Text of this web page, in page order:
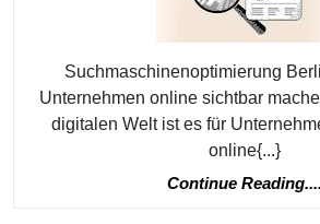
Suchmaschinenoptimierung
Unternehmen online sichtbar
digitalen Welt ist es für
online{...}
Continue Reading....